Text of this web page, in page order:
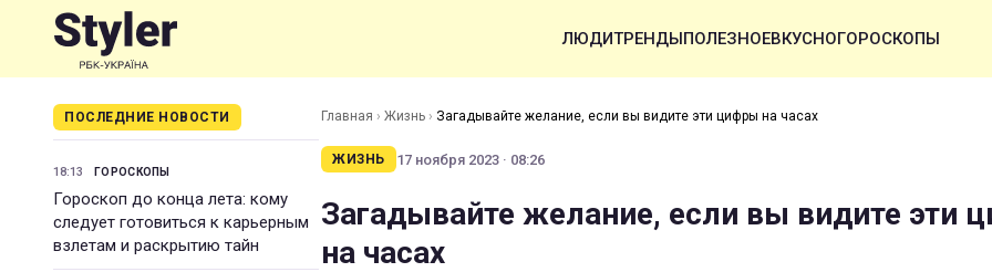
ЛЮДИТРЕНДЫПОЛЕЗНОЕВКУСНОГОРОСКОПЫ
ПОСЛЕДНИЕ НОВОСТИ
18:13 ГОРОСКОПЫ
Гороскоп до конца лета: кому
следует готовиться к карьерным
взлетам и раскрытию тайн
Главная › Жизнь › Загадывайте желание, если вы видите эти цифры на часах
ЖИЗНЬ 17 ноября 2023 · 08:26
Загадывайте желание, если вы видите эти
на часах